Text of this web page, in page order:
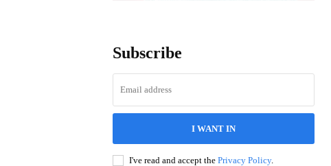
Subscribe
I WANT IN
I've read and accept the Privacy Policy.